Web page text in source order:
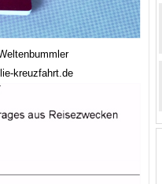
kreuzfahrt.de